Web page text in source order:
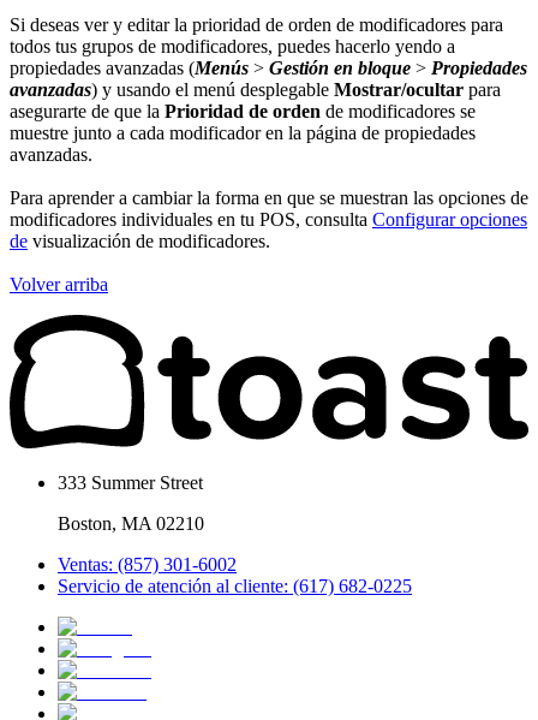
Si deseas ver y editar la prioridad de orden de modificadores para
todos tus grupos de modificadores, puedes hacerlo yendo a
propiedades avanzadas (Menús > Gestión en bloque > Propiedades
avanzadas) y usando el menú desplegable Mostrar/ocultar para
asegurarte de que la Prioridad de orden de modificadores se
muestre junto a cada modificador en la página de propiedades
avanzadas.
Para aprender a cambiar la forma en que se muestran las opciones de
modificadores individuales en tu POS, consulta Configurar opciones
de visualización de modificadores.
Volver arriba
333 Summer Street
Boston, MA 02210
Ventas: (857) 301-6002
Servicio de atención al cliente: (617) 682-0225